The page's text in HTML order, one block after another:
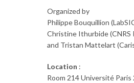
Organized by
Philippe Bouquillion
Christine Ithurbide (CNRS
and Tristan Mattelart
Location :
Room 214 Université Paris